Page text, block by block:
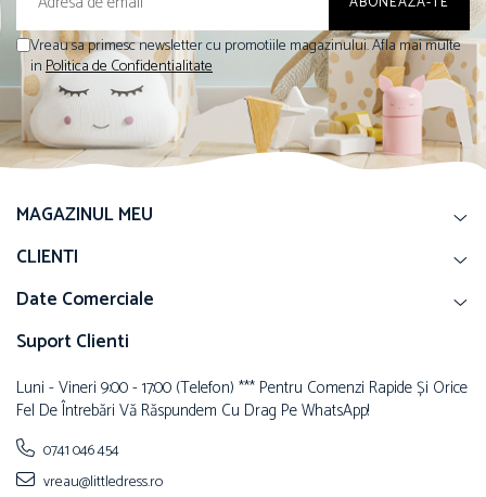
Vreau sa primesc newsletter cu promotiile magazinului. Afla mai multe
inPolitica de Confidentialitate
MAGAZINUL MEU
CLIENTI
Date Comerciale
Suport Clienti
Luni - Vineri 9:00 - 17:00 (telefon) *** Pentru Comenzi Rapide Și Orice
Fel De Întrebări Vă Răspundem Cu Drag Pe WhatsApp!
0741 046 454
vreau@littledress.ro